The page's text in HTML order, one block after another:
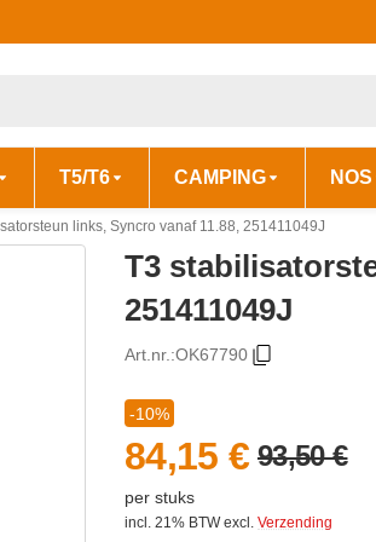
T5/T6 CAMPING NOS
links, Syncro vanaf 11.88, 251411049J
T3
251411049J
Art.nr.:OK67790
-10%
84,15 € 93,50 €
per stuks
incl. 21% BTWexcl. Verzending